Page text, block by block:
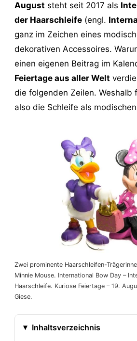
August steht seit 2017 als
der Haarschleife (engl.
ganz im Zeichen eines
dekorativen Accessoires.
einen eigenen Beitrag im
Feiertage aus aller Welt
die folgenden Zeilen. Weshalb
also die Schleife als
Zwei prominente Haarschleifen-
Minnie Mouse. International Bow Day –
Haarschleife. Kuriose Feiertage – 19.
Giese.
Inhaltsverzeichnis